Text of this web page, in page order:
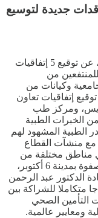
الصحي الشامل" توقع 5 تعاقدات جديدة لتوسيع
أعلنت الهيئة العامة للتأمين الصحي الشامل، عن توقيع 5 إتفاقيات
من
وكيانات من
إتفاقيات تعاون
ومركز طب
من الخبرات الطبية
الطبية المشهود لهم
مع منشآت القطاع
مناطق مختلفة من
الجمهورية، حيث تم التعاقد مع مستشفى الصفوة بمدينة 6 أكتوبر،
الدكتور عبد الرحمن
متكاملا للشراكة بين
التأمين الصحي
ومعايير عالمية.